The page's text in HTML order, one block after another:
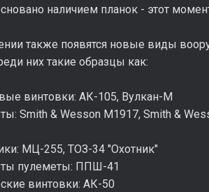
наличием планок - этот
также появятся новые виды
них такие образцы как:
винтовки: АК-105, Вулкан-М
Smith & Wesson M1917, Smith &
МЦ-255, ТОЗ-34 "Охотник"
пулеметы: ППШ-41
винтовки: АК-50